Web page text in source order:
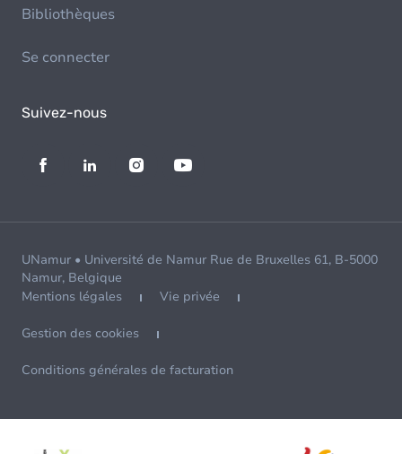
Bibliothèques
Se connecter
Suivez-nous
UNamur • Université de Namur Rue de Bruxelles 61, B-5000
Namur, Belgique
Mentions légales
Vie privée
Gestion des cookies
Conditions générales de facturation